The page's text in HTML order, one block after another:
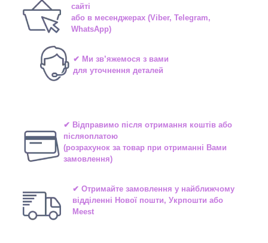
сайті
або в месенджерах(Viber, Telegram,
WhatsApp)
✔ Ми зв’яжемося з вами
для уточнення деталей
✔ Відправимо після отримання коштів або
післяоплатою
(розрахунок за товар при отриманні Вами
замовлення)
✔ Отримайте замовлення у найближчому
відділенні Нової пошти, Укрпошти або
Meest